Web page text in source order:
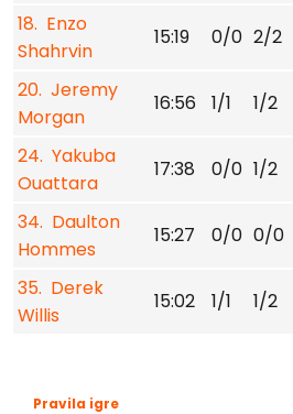
18. Enzo
Shahrvin
15:19 0/0 2/2
20. Jeremy
Morgan
16:56 1/1 1/2
24. Yakuba
Ouattara
17:38 0/0 1/2
34. Daulton
Hommes
15:27 0/0 0/0
35. Derek
Willis
15:02 1/1 1/2
Pravila igre